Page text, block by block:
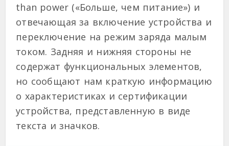
than power («Больше, чем питание») и
отвечающая за включение устройства и
переключение на режим заряда малым
током. Задняя и нижняя стороны не
содержат функциональных элементов,
но сообщают нам краткую информацию
о характеристиках и сертификации
устройства, представленную в виде
текста и значков.